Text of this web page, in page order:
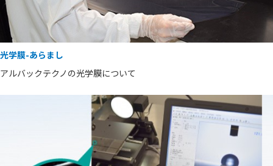
光学膜-あらまし
アルバックテクノの光学膜について